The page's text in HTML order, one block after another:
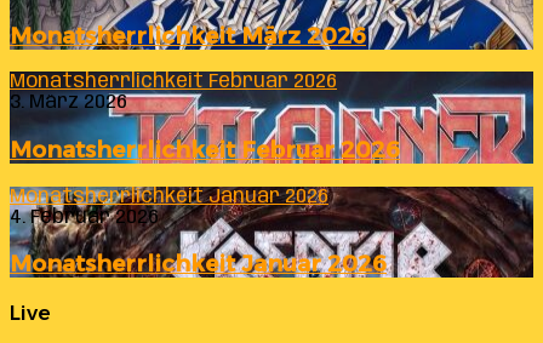
Monatsherrlichkeit März 2026
Monatsherrlichkeit Februar 2026
3. März 2026
Monatsherrlichkeit Februar 2026
Monatsherrlichkeit Januar 2026
4. Februar 2026
Monatsherrlichkeit Januar 2026
Live